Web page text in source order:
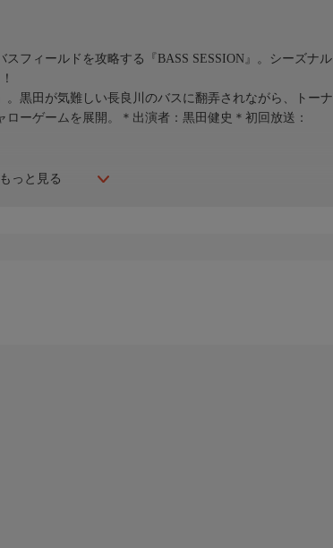
もっと見る
フィールドを攻略する『BASS SESSION』。シーズナル
黒田が気難しい長良川のバスに翻弄されながら、トーナ
ーゲームを展開。＊出演者：黒田健史＊初回放送：